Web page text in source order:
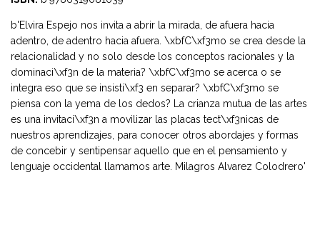
b'Elvira Espejo nos invita a abrir la mirada, de afuera hacia
adentro, de adentro hacia afuera. \xbfC\xf3mo se crea desde la
relacionalidad y no solo desde los conceptos racionales y la
dominaci\xf3n de la materia? \xbfC\xf3mo se acerca o se
integra eso que se insisti\xf3 en separar? \xbfC\xf3mo se
piensa con la yema de los dedos? La crianza mutua de las artes
es una invitaci\xf3n a movilizar las placas tect\xf3nicas de
nuestros aprendizajes, para conocer otros abordajes y formas
de concebir y sentipensar aquello que en el pensamiento y
lenguaje occidental llamamos arte. Milagros Alvarez Colodrero'